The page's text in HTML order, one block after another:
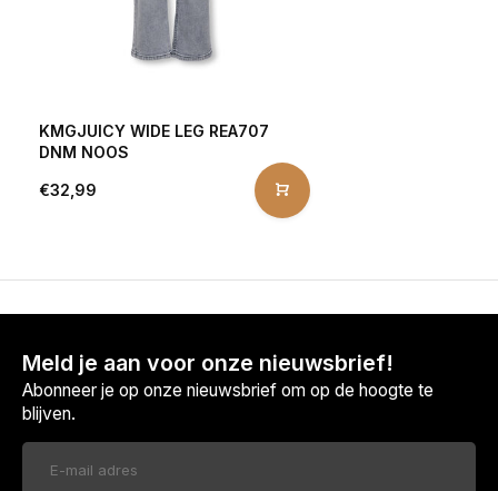
KMGJUICY WIDE LEG REA707
DNM NOOS
€32,99
Meld je aan voor onze nieuwsbrief!
Abonneer je op onze nieuwsbrief om op de hoogte te
blijven.